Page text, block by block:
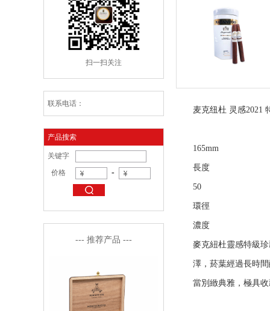
扫一扫关注
联系电话：
产品搜索
关键字
价格
-
--- 推荐产品 ---
麦克纽杜 灵感2021
165mm
長度
50
環徑
濃度
麥克紐杜靈感特級
澤，菸葉經過長時
當別緻典雅，極具